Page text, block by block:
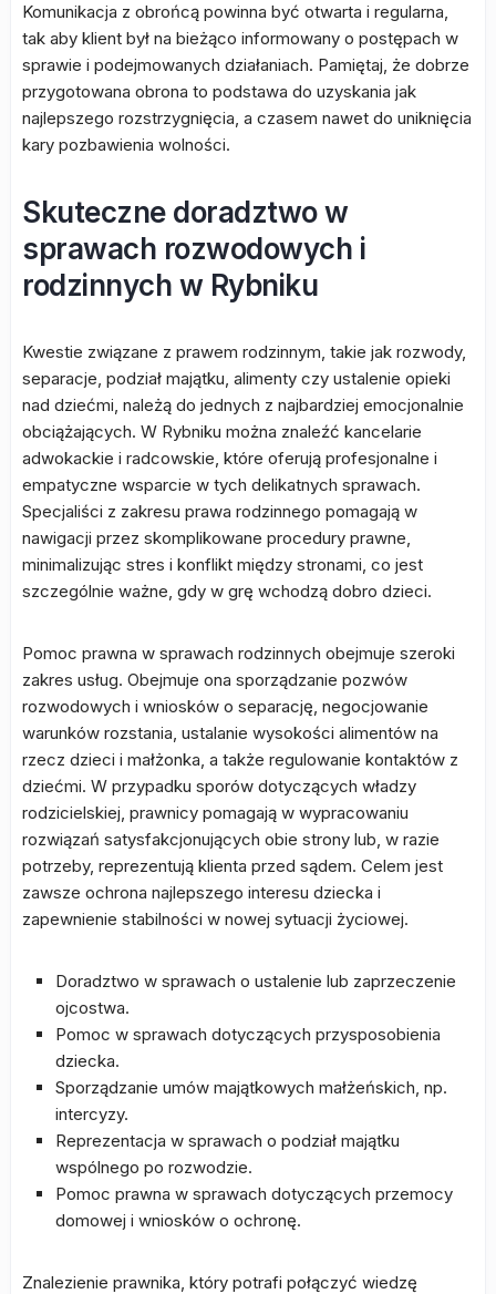
Komunikacja z obrońcą powinna być otwarta i regularna,
tak aby klient był na bieżąco informowany o postępach w
sprawie i podejmowanych działaniach. Pamiętaj, że dobrze
przygotowana obrona to podstawa do uzyskania jak
najlepszego rozstrzygnięcia, a czasem nawet do uniknięcia
kary pozbawienia wolności.
Skuteczne doradztwo w
sprawach rozwodowych i
rodzinnych w Rybniku
Kwestie związane z prawem rodzinnym, takie jak rozwody,
separacje, podział majątku, alimenty czy ustalenie opieki
nad dziećmi, należą do jednych z najbardziej emocjonalnie
obciążających. W Rybniku można znaleźć kancelarie
adwokackie i radcowskie, które oferują profesjonalne i
empatyczne wsparcie w tych delikatnych sprawach.
Specjaliści z zakresu prawa rodzinnego pomagają w
nawigacji przez skomplikowane procedury prawne,
minimalizując stres i konflikt między stronami, co jest
szczególnie ważne, gdy w grę wchodzą dobro dzieci.
Pomoc prawna w sprawach rodzinnych obejmuje szeroki
zakres usług. Obejmuje ona sporządzanie pozwów
rozwodowych i wniosków o separację, negocjowanie
warunków rozstania, ustalanie wysokości alimentów na
rzecz dzieci i małżonka, a także regulowanie kontaktów z
dziećmi. W przypadku sporów dotyczących władzy
rodzicielskiej, prawnicy pomagają w wypracowaniu
rozwiązań satysfakcjonujących obie strony lub, w razie
potrzeby, reprezentują klienta przed sądem. Celem jest
zawsze ochrona najlepszego interesu dziecka i
zapewnienie stabilności w nowej sytuacji życiowej.
Doradztwo w sprawach o ustalenie lub zaprzeczenie
ojcostwa.
Pomoc w sprawach dotyczących przysposobienia
dziecka.
Sporządzanie umów majątkowych małżeńskich, np.
intercyzy.
Reprezentacja w sprawach o podział majątku
wspólnego po rozwodzie.
Pomoc prawna w sprawach dotyczących przemocy
domowej i wniosków o ochronę.
Znalezienie prawnika, który potrafi połączyć wiedzę